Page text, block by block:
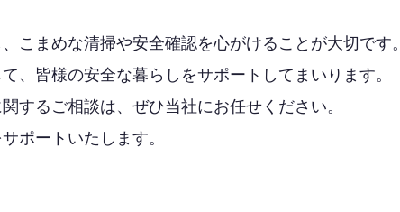
こまめな清掃や安全確認を心がけることが大切です。
、皆様の安全な暮らしをサポートしてまいります。
するご相談は、ぜひ当社にお任せください。
ポートいたします。